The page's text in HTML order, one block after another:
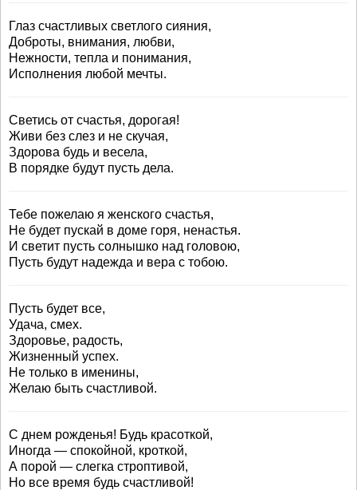
Глаз счастливых светлого сияния,
Доброты, внимания, любви,
Нежности, тепла и понимания,
Исполнения любой мечты.
Светись от счастья, дорогая!
Живи без слез и не скучая,
Здорова будь и весела,
В порядке будут пусть дела.
Тебе пожелаю я женского счастья,
Не будет пускай в доме горя, ненастья.
И светит пусть солнышко над головою,
Пусть будут надежда и вера с тобою.
Пусть будет все,
Удача, смех.
Здоровье, радость,
Жизненный успех.
Не только в именины,
Желаю быть счастливой.
С днем рожденья! Будь красоткой,
Иногда — спокойной, кроткой,
А порой — слегка строптивой,
Но все время будь счастливой!